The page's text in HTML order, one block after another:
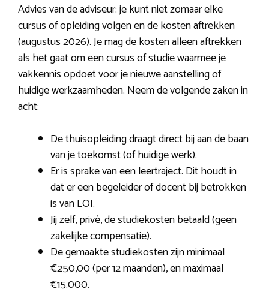
Advies van de adviseur: je kunt niet zomaar elke
cursus of opleiding volgen en de kosten aftrekken
(augustus 2026). Je mag de kosten alleen aftrekken
als het gaat om een cursus of studie waarmee je
vakkennis opdoet voor je nieuwe aanstelling of
huidige werkzaamheden. Neem de volgende zaken in
acht:
De thuisopleiding draagt direct bij aan de baan
van je toekomst (of huidige werk).
Er is sprake van een leertraject. Dit houdt in
dat er een begeleider of docent bij betrokken
is van LOI.
Jij zelf, privé, de studiekosten betaald (geen
zakelijke compensatie).
De gemaakte studiekosten zijn minimaal
€250,00 (per 12 maanden), en maximaal
€15.000.